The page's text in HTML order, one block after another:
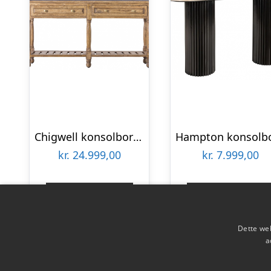
Chigwell konsolbord i mangotræ og sten 169 x 49 cm – Rustik natur/Mørkegrå
kr. 24.999,00
kr. 7.999,00
Dette